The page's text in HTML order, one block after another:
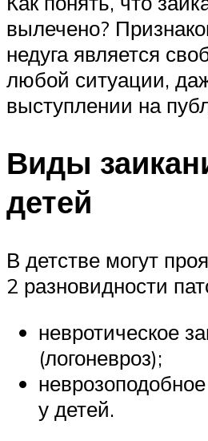
вылечено?
недуга является
любой ситуации,
выступлении на
Виды
детей
В детстве могут
2 разновидности
невротическое
(логоневроз);
у детей.